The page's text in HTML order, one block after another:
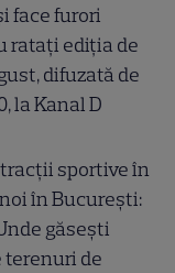
face furori
ratați ediția de
difuzată de
la Kanal D
sportive în
în București:
găsești
terenuri de